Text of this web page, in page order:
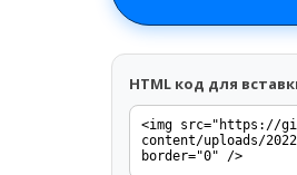
HTML код для